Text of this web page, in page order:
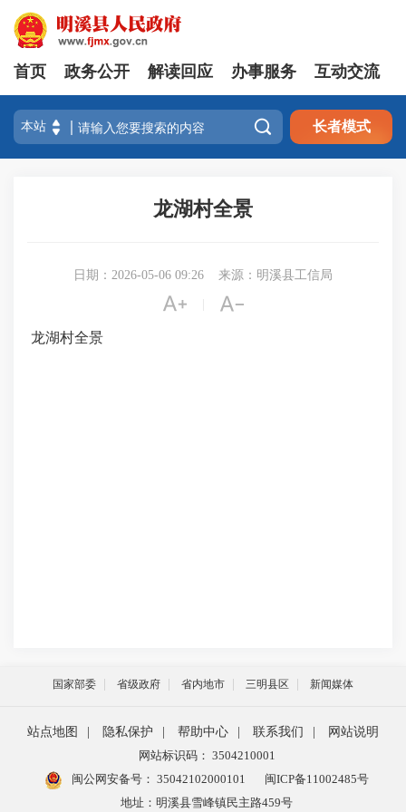
首页 政务公开 解读回应 办事服务 互动交流
 长者模式
龙湖村全景
日期：2026-05-06 09:26 来源：明溪县工信局
 
龙湖村全景
国家部委 省级政府 省内地市 三明县区 新闻媒体
站点地图 隐私保护 帮助中心 联系我们
网站说明
网站标识码： 3504210001
闽公网安备号： 35042102000101
闽ICP备11002485号
地址：明溪县雪峰镇民主路459号